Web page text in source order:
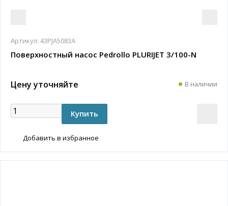
Артикул: 43PJA5083A
Поверхностный насос Pedrollo PLURIJET 3/100-N
Цену уточняйте В наличии
Добавить в избранное